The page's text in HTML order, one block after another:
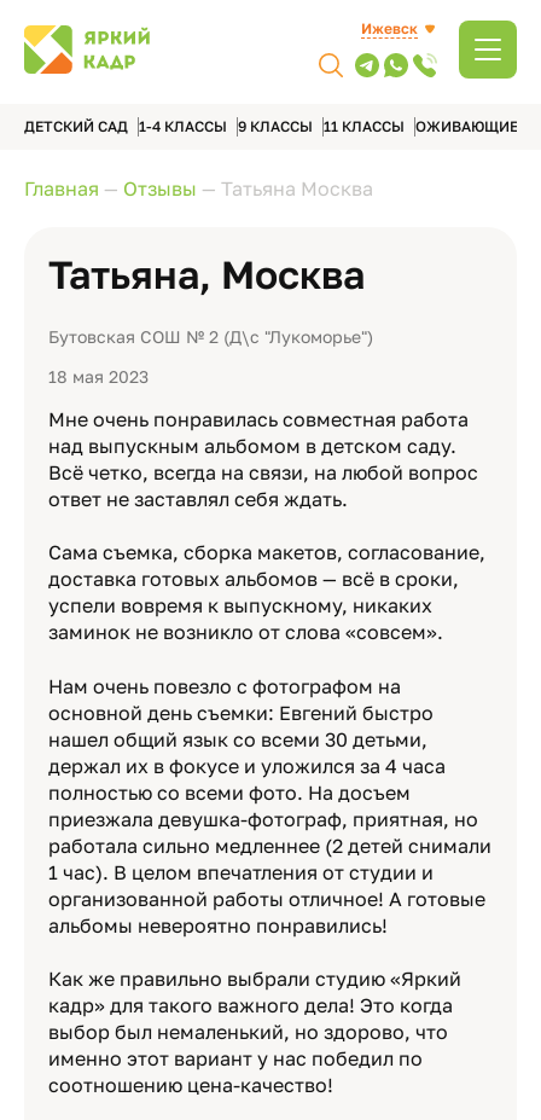
Ижевск
ДЕТСКИЙ САД 1-4 КЛАССЫ 9 КЛАССЫ 11 КЛАССЫ ОЖИВАЮЩИЕ
Главная — Отзывы — Татьяна Москва
Татьяна, Москва
Бутовская СОШ № 2 (Д\с "Лукоморье")
18 мая 2023
Мне очень понравилась совместная работа
над выпускным альбомом в детском саду.
Всё четко, всегда на связи, на любой вопрос
ответ не заставлял себя ждать.
Сама съемка, сборка макетов, согласование,
доставка готовых альбомов — всё в сроки,
успели вовремя к выпускному, никаких
заминок не возникло от слова «совсем».
Нам очень повезло с фотографом на
основной день съемки: Евгений быстро
нашел общий язык со всеми 30 детьми,
держал их в фокусе и уложился за 4 часа
полностью со всеми фото. На досъем
приезжала девушка-фотограф, приятная, но
работала сильно медленнее (2 детей снимали
1 час). В целом впечатления от студии и
организованной работы отличное! А готовые
альбомы невероятно понравились!
Как же правильно выбрали студию «Яркий
кадр» для такого важного дела! Это когда
выбор был немаленький, но здорово, что
именно этот вариант у нас победил по
соотношению цена-качество!